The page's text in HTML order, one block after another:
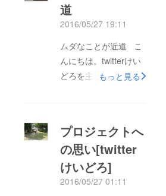
ひ出資をお願いしま
す。 。 私たちは何か
月もの間考えに考えを
積み重ねて、この
Twitterけいどろ計画し
ています。 そんな熱
資をお願いします そ
して、これまで多額の
出資をして下さった
方々、 本当にありが
とうございます。 こ
道
2016/05/27 19:11
ムダなことが近道 こ
んにちは。twitterけい
どろを主催するムダ祭
です。 ところでこん
な言葉聞いたことあり
ますか？ ”ムダなこと
が近道” この言葉はイ
もっと見る
プロジェクトへ
の思い[twitter
けいどろ]
2016/05/27 01:11